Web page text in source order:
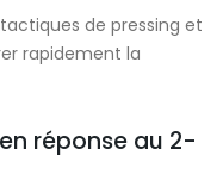
de pressing et
rapidement la
réponse au 2-